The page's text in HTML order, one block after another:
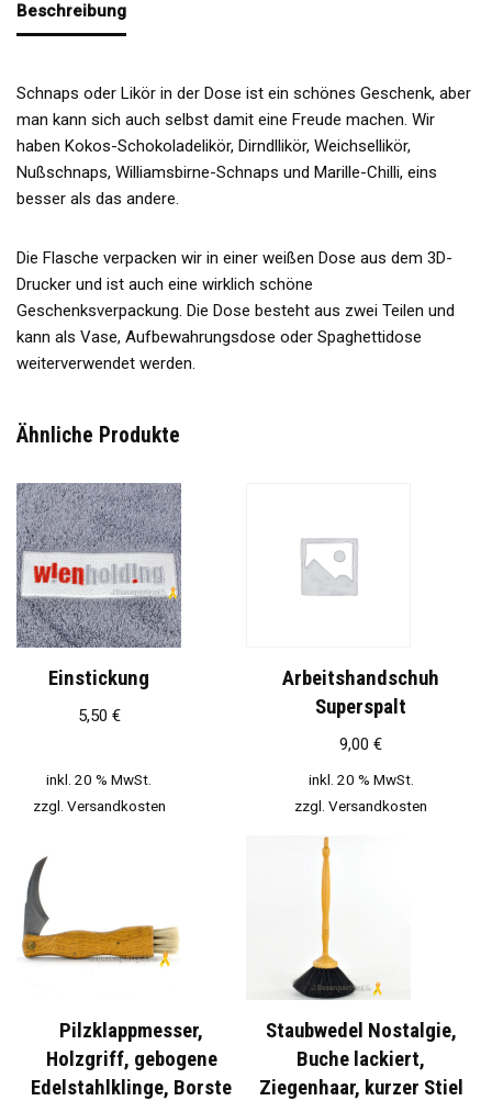
Beschreibung
Schnaps oder Likör in der Dose ist ein schönes Geschenk, aber
man kann sich auch selbst damit eine Freude machen. Wir
haben Kokos-Schokoladelikör, Dirndllikör, Weichsellikör,
Nußschnaps, Williamsbirne-Schnaps und Marille-Chilli, eins
besser als das andere.
Die Flasche verpacken wir in einer weißen Dose aus dem 3D-
Drucker und ist auch eine wirklich schöne
Geschenksverpackung. Die Dose besteht aus zwei Teilen und
kann als Vase, Aufbewahrungsdose oder Spaghettidose
weiterverwendet werden.
Ähnliche Produkte
Einstickung
5,50 €
inkl. 20 % MwSt.
zzgl. Versandkosten
Arbeitshandschuh
Superspalt
9,00 €
inkl. 20 % MwSt.
zzgl. Versandkosten
Pilzklappmesser,
Holzgriff, gebogene
Edelstahlklinge, Borste
Staubwedel Nostalgie,
Buche lackiert,
Ziegenhaar, kurzer Stiel